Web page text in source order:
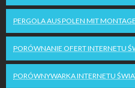
PERGOLA AUS POLEN MIT MONTAGE
PORÓWNANIE OFERT INTERNETU
PORÓWNYWARKA INTERNETU